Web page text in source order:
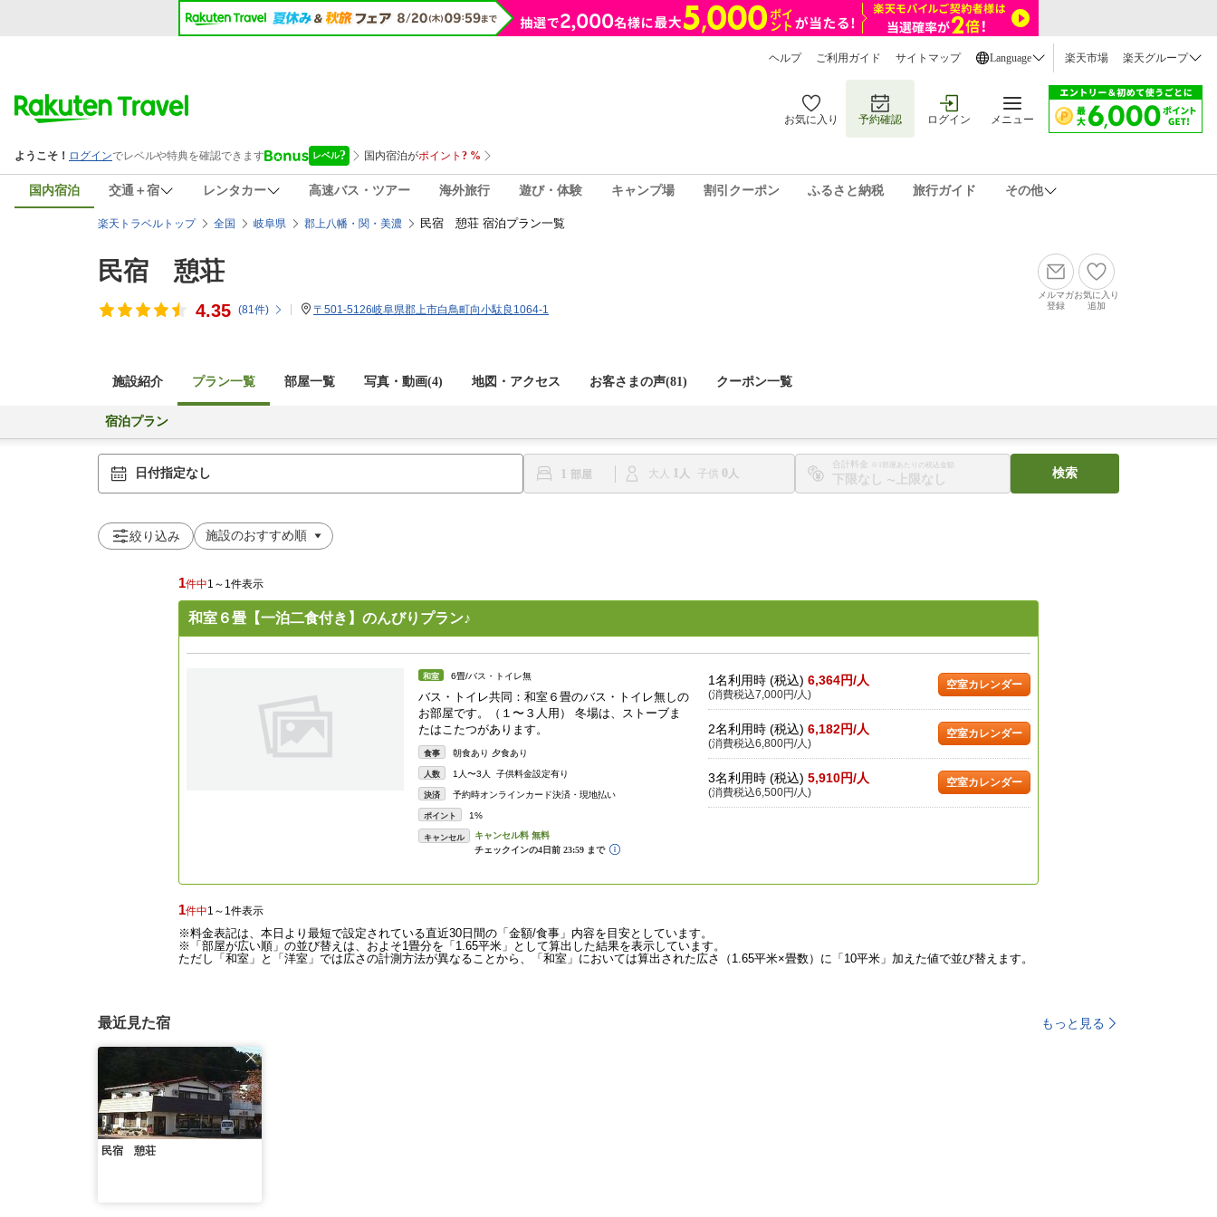
ヘルプ ご利用ガイド サイトマップ Language 楽天市場 楽天グループ
お気に入り 予約確認 ログイン メニュー
国内宿泊 交通＋宿 レンタカー 高速バス・ツアー 海外旅行 遊び・体験 キャンプ場 割引クーポン ふるさと納税 旅行ガイド その他
楽天トラベルトップ 全国 岐阜県 郡上八幡・関・美濃 民宿 憩荘 宿泊プラン一覧
民宿 憩荘
4.35 (81件) 〒501-5126岐阜県郡上市白鳥町向小駄良1064-1
メルマガ
登録
お気に入り
追加
施設紹介 プラン一覧 部屋一覧 写真・動画(4) 地図・アクセス お客さまの声(81) クーポン一覧
宿泊プラン
日付指定なし 1 大人 1 子供 0
合計料金 ※1部屋あたりの税込金額
〜
検索
絞り込み
1件中1～1件表示
和室６畳【一泊二食付き】のんびりプラン♪
和室 6畳/バス・トイレ無
バス・トイレ共同：和室６畳のバス・トイレ無しの
お部屋です。（１〜３人用） 冬場は、ストーブま
たはこたつがあります。
食事 朝食あり 夕食あり
人数 1人〜3人 子供料金設定有り
決済 予約時オンラインカード決済・現地払い
ポイント 1%
キャンセル
1名利用時 (税込) 6,364円/人
(消費税込7,000円/人)
空室カレンダー
2名利用時 (税込) 6,182円/人
(消費税込6,800円/人)
空室カレンダー
3名利用時 (税込) 5,910円/人
(消費税込6,500円/人)
空室カレンダー
1件中1～1件表示
※料金表記は、本日より最短で設定されている直近30日間の「金額/食事」内容を目安としています。
※「部屋が広い順」の並び替えは、およそ1畳分を「1.65平米」として算出した結果を表示しています。
ただし「和室」と「洋室」では広さの計測方法が異なることから、「和室」においては算出された広さ（1.65平米×畳数）に「10平米」加えた値で並び替えます。
最近見た宿 もっと見る
民宿 憩荘